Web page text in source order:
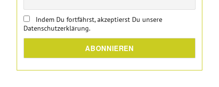
Indem Du fortfährst, akzeptierst Du unsere
Datenschutzerklärung.